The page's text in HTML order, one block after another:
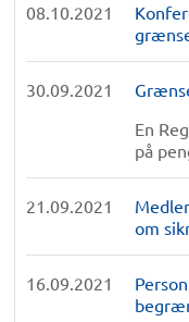
08.10.2021
30.09.2021
En
på
21.09.2021
om
16.09.2021